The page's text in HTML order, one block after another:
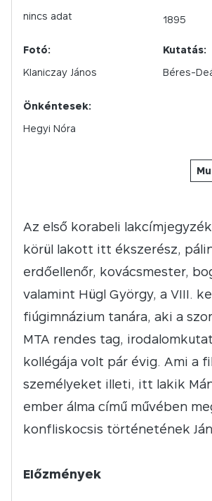
nincs adat
1895
Fotó:
Klaniczay János
Kutatás:
Béres-
Önkéntesek:
Hegyi Nóra
Az első korabeli
körül lakott itt ékszerész,
erdőellenőr, kovácsmester,
valamint Hügl György, a VIII.
fiúgimnázium tanára, aki a
MTA rendes tag,
kollégája volt pár évig. Ami a
személyeket illeti, itt lakik
ember álma című művében
konfliskocsis történetének
Előzmények